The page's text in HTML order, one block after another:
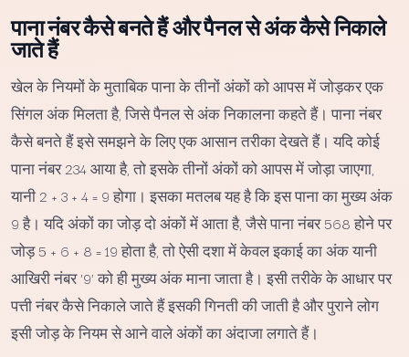
पाना नंबर कैसे बनते हैं और पैनल से अंक कैसे निकाले
जाते हैं
खेल के नियमों के मुताबिक पाना के तीनों अंकों को आपस में जोड़कर एक
सिंगल अंक मिलता है, जिसे पैनल से अंक निकालना कहते हैं। पाना नंबर
कैसे बनते हैं इसे समझने के लिए एक आसान तरीका देखते हैं। यदि कोई
पाना नंबर 234 आया है, तो इसके तीनों अंकों को आपस में जोड़ा जाएगा,
यानी 2 + 3 + 4 = 9 होगा। इसका मतलब यह है कि इस पाना का मुख्य अंक
9 है। यदि अंकों का जोड़ दो अंकों में आता है, जैसे पाना नंबर 568 होने पर
जोड़ 5 + 6 + 8 = 19 होता है, तो ऐसी दशा में केवल इकाई का अंक यानी
आखिरी नंबर '9' को ही मुख्य अंक माना जाता है। इसी तरीके के आधार पर
पत्ती नंबर कैसे निकाले जाते हैं इसकी गिनती की जाती है और पुराने लोग
इसी जोड़ के नियम से आने वाले अंकों का अंदाजा लगाते हैं।